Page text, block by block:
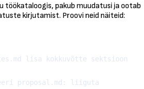
töökataloogis, pakub muudatusi ja ootab
kirjutamist. Proovi neid näiteid:
lisa kokkuvõtte sektsioon
proposal.md: liiguta